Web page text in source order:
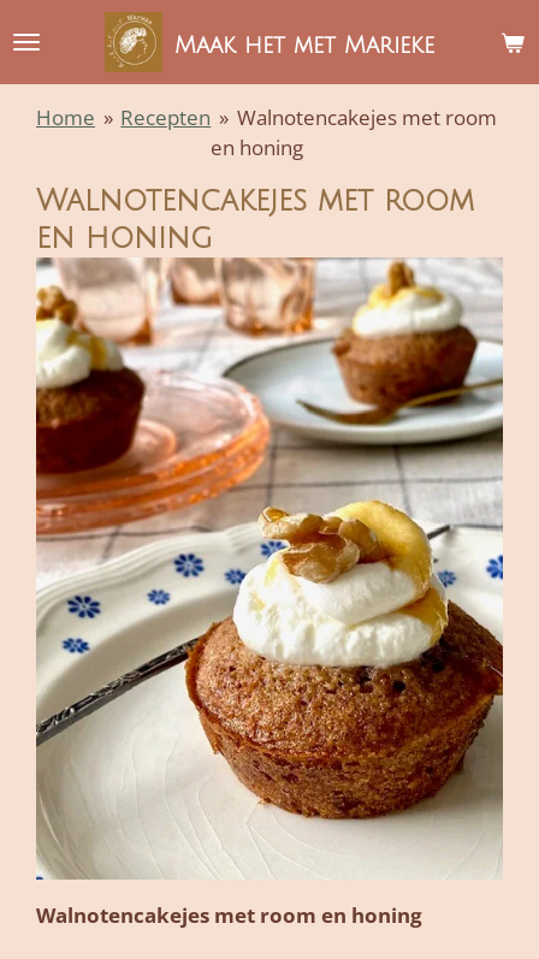
direct
naar
Maak het met Marieke
Home » Recepten » Walnotencakejes met room
en honing
Walnotencakejes met room
en honing
Walnotencakejes met room en honing